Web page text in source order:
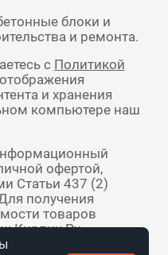
блоки и
и ремонта.
с Политикой
и хранения
компьютере наш
офертой,
Статьи 437 (2)
получения
товаров
Кирпич Ру.